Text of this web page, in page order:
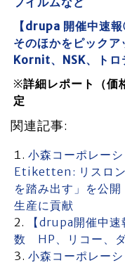
【drupa 開催中速
そのほかをピック
Kornit、NSK、トロ
※詳細レポート（価
定
関連記事:
小森コーポレー
Etiketten: リスロン
を踏み出す」を公
生産に貢献
【drupa開催中
数 HP、リコー、
小森コーポレー